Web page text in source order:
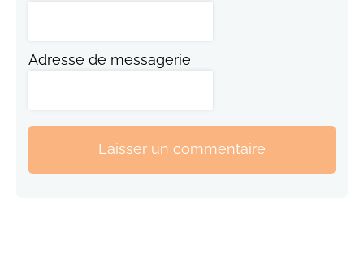
Adresse de messagerie
Laisser un commentaire